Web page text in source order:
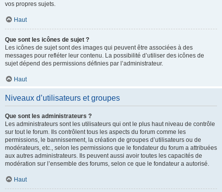
vos propres sujets.
Haut
Que sont les icônes de sujet ?
Les icônes de sujet sont des images qui peuvent être associées à des
messages pour refléter leur contenu. La possibilité d’utiliser des icônes de
sujet dépend des permissions définies par l’administrateur.
Haut
Niveaux d’utilisateurs et groupes
Que sont les administrateurs ?
Les administrateurs sont les utilisateurs qui ont le plus haut niveau de contrôle
sur tout le forum. Ils contrôlent tous les aspects du forum comme les
permissions, le bannissement, la création de groupes d’utilisateurs ou de
modérateurs, etc., selon les permissions que le fondateur du forum a attribuées
aux autres administrateurs. Ils peuvent aussi avoir toutes les capacités de
modération sur l’ensemble des forums, selon ce que le fondateur a autorisé.
Haut